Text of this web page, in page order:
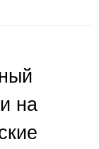
на